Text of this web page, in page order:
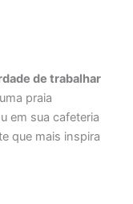
de trabalhar
praia
em sua cafeteria
que mais inspira